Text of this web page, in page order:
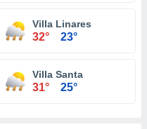
Villa Linares
32° 23°
Villa Santa
31° 25°